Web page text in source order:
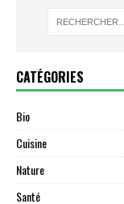
CATÉGORIES
Bio
Cuisine
Nature
Santé